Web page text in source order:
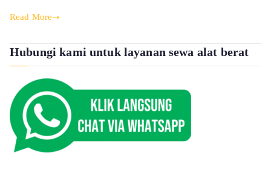
Read More
Hubungi kami untuk layanan sewa alat berat